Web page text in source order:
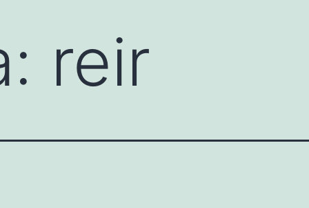
reir